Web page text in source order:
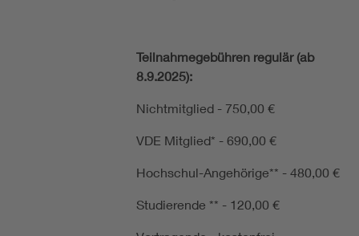
Teilnahmegebühren regulär (ab
8.9.2025):
Nichtmitglied - 750,00 €
VDE Mitglied* - 690,00 €
Hochschul-Angehörige** - 480,00 €
Studierende ** - 120,00 €